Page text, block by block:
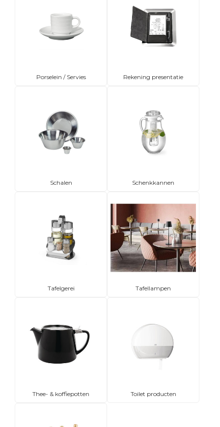
Porselein / Servies Rekening presentatie
Schalen Schenkkannen
Tafelgerei Tafellampen
Thee- & koffiepotten Toilet producten